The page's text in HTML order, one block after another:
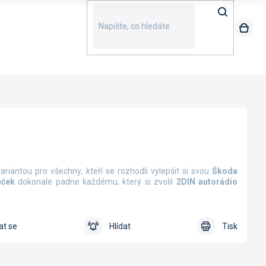
pro všechny, kteří se rozhodli vylepšit si svouŠkoda
dokonale padne každému, který si zvolil 2DIN autorádio
Tisk
se Hlídat